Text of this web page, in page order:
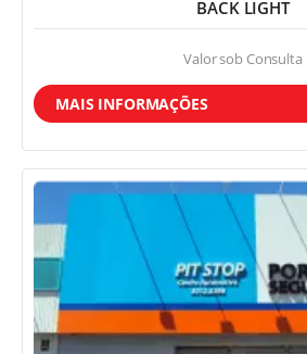
Contato
Revestimento ACM
BACK LIGHT
Valor sob Consulta
MAIS INFORMAÇÕES